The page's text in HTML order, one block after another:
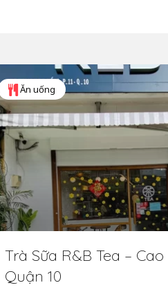
Ăn uống
Trà Sữa R&B Tea –
Quận 10